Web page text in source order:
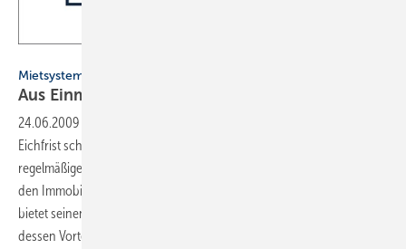
Mietsystem für Wasser- und Wärmezähler
Aus Einmalgeschäft wird
24.06.2009
Eichfrist schlummern in deutschen Haushalten. Obwohl der
regelmäßige Austausch verbindlich ­vorgeschrieben ist, wird er oft von
den Immobilien­besitzern aufgeschoben. Der SHK-Betrieb Leichum
bietet seinen Kunden deshalb den Allmess MietService an. Von
dessen Vorteilen profitieren aber nicht nur die Verbraucher, sondern